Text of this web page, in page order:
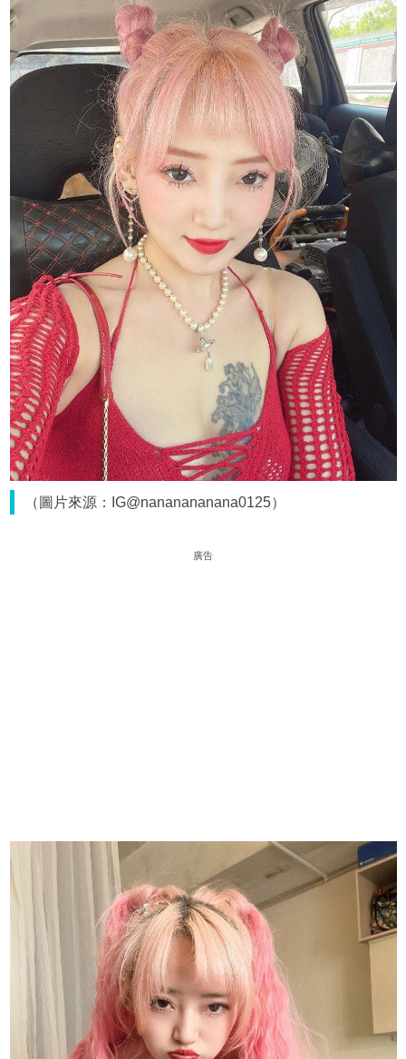
（圖片來源：IG@nananananana0125）
廣告